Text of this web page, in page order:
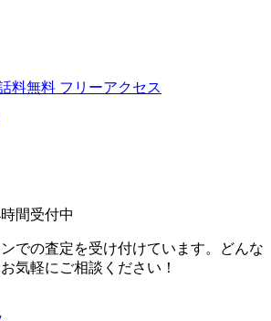
料無料 フリーアクセス
での査定を受け付けています。どんな
気軽にご相談ください！